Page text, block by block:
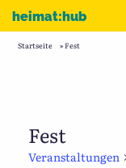
Zum Inhalt
heimat:hub
Startseite »Fest
Fest
Veranstaltungen